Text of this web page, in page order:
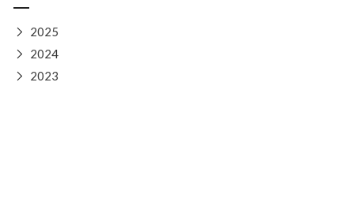
▶ 2025
▶ 2024
▶ 2023